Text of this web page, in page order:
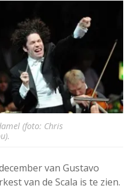
(foto: Chris
van Gustavo
van de Scala is te zien.